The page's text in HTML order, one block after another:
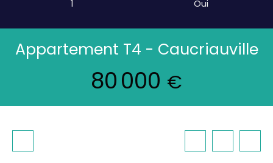
1
Oui
Appartement T4 - Caucriauville
80 000 €